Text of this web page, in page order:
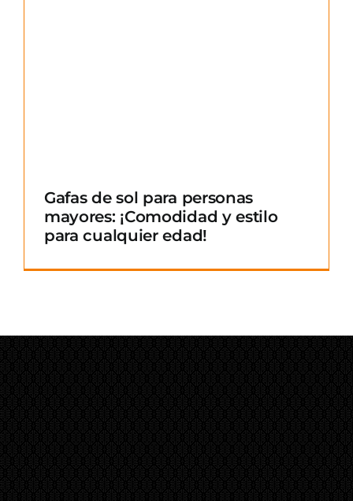
Gafas de sol para personas
mayores: ¡Comodidad y estilo
para cualquier edad!